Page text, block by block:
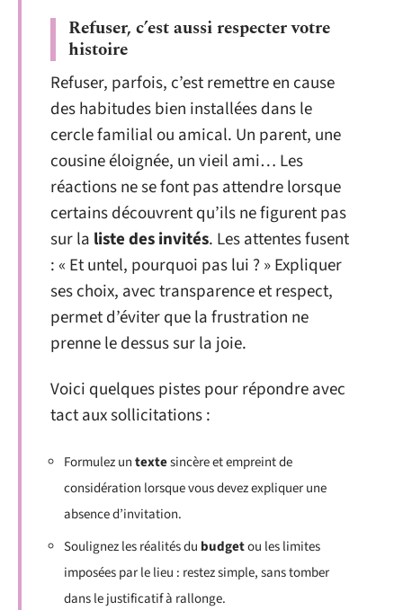
Refuser, c’est aussi respecter votre
histoire
Refuser, parfois, c’est remettre en cause
des habitudes bien installées dans le
cercle familial ou amical. Un parent, une
cousine éloignée, un vieil ami… Les
réactions ne se font pas attendre lorsque
certains découvrent qu’ils ne figurent pas
sur la liste des invités. Les attentes fusent
: « Et untel, pourquoi pas lui ? » Expliquer
ses choix, avec transparence et respect,
permet d’éviter que la frustration ne
prenne le dessus sur la joie.
Voici quelques pistes pour répondre avec
tact aux sollicitations :
Formulez untextesincère et empreint de
considération lorsque vous devez expliquer une
absence d’invitation.
Soulignez les réalités du budgetou les limites
imposées par le lieu : restez simple, sans tomber
dans le justificatif à rallonge.